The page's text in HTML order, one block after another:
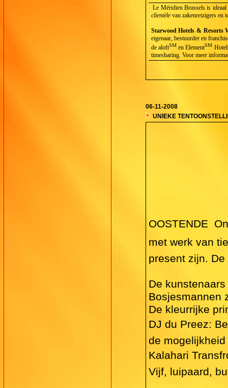
Le Méridien Brussels is
clientèlevan zakenreizigers en
Starwood Hotels & Resorts
eigenaar, bestuurder en
de aloftSM en ElementSM
timesharing. Voor meer
06-11-2008
UNIEKE
OOSTENDE 
met werk van
present zijn.
De
Bosjesmannen
De kleurrijke
DJ du Preez:
de
Kalahari
Vijf, luipaard,